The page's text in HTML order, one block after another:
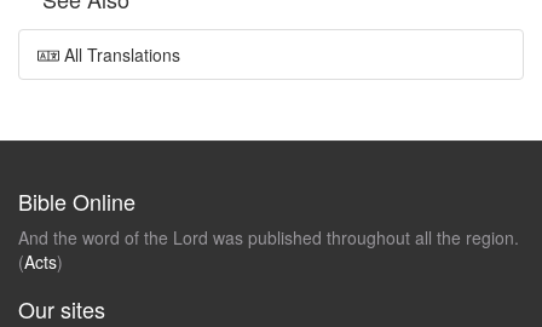
All Translations
Bible Online
And the word of the Lord was published throughout all the region.
(Acts)
Our sites